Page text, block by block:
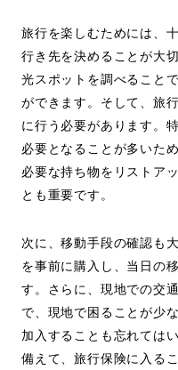
旅行を楽しむためには、
行き先を決めることが大
光スポットを調べること
ができます。そして、旅
に行う必要があります。
必要となることが多いた
必要な持ち物をリストア
とも重要です。
次に、移動手段の確認も
を事前に購入し、当日の
す。さらに、現地での交
で、現地で困ることが少
加入することも忘れては
備えて、旅行保険に入る